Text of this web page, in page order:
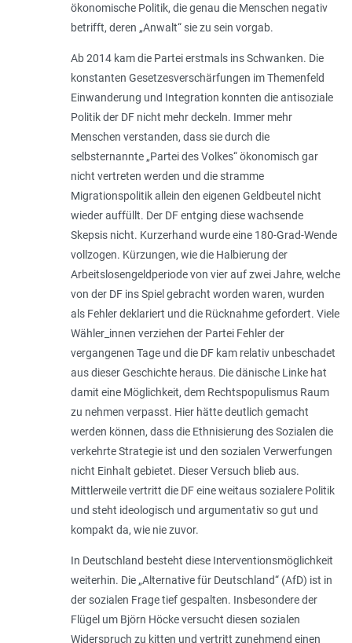
ökonomische Politik, die genau die Menschen negativ
betrifft, deren „Anwalt“ sie zu sein vorgab.
Ab 2014 kam die Partei erstmals ins Schwanken. Die
konstanten Gesetzesverschärfungen im Themenfeld
Einwanderung und Integration konnten die antisoziale
Politik der DF nicht mehr deckeln. Immer mehr
Menschen verstanden, dass sie durch die
selbsternannte „Partei des Volkes“ ökonomisch gar
nicht vertreten werden und die stramme
Migrationspolitik allein den eigenen Geldbeutel nicht
wieder auffüllt. Der DF entging diese wachsende
Skepsis nicht. Kurzerhand wurde eine 180-Grad-Wende
vollzogen. Kürzungen, wie die Halbierung der
Arbeitslosengeldperiode von vier auf zwei Jahre, welche
von der DF ins Spiel gebracht worden waren, wurden
als Fehler deklariert und die Rücknahme gefordert. Viele
Wähler_innen verziehen der Partei Fehler der
vergangenen Tage und die DF kam relativ unbeschadet
aus dieser Geschichte heraus. Die dänische Linke hat
damit eine Möglichkeit, dem Rechtspopulismus Raum
zu nehmen verpasst. Hier hätte deutlich gemacht
werden können, dass die Ethnisierung des Sozialen die
verkehrte Strategie ist und den sozialen Verwerfungen
nicht Einhalt gebietet. Dieser Versuch blieb aus.
Mittlerweile vertritt die DF eine weitaus sozialere Politik
und steht ideologisch und argumentativ so gut und
kompakt da, wie nie zuvor.
In Deutschland besteht diese Interventionsmöglichkeit
weiterhin. Die „Alternative für Deutschland“ (AfD) ist in
der sozialen Frage tief gespalten. Insbesondere der
Flügel um Björn Höcke versucht diesen sozialen
Widerspruch zu kitten und vertritt zunehmend einen